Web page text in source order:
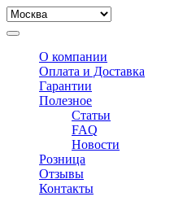
О компании
Оплата и Доставка
Гарантии
Полезное
Статьи
FAQ
Новости
Розница
Отзывы
Контакты